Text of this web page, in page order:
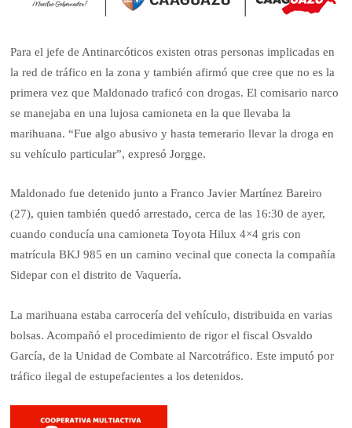
Para el jefe de Antinarcóticos existen otras personas implicadas en
la red de tráfico en la zona y también afirmó que cree que no es la
primera vez que Maldonado traficó con drogas. El comisario narco
se manejaba en una lujosa camioneta en la que llevaba la
marihuana. “Fue algo abusivo y hasta temerario llevar la droga en
su vehículo particular”, expresó Jorgge.
Maldonado fue detenido junto a Franco Javier Martínez Bareiro
(27), quien también quedó arrestado, cerca de las 16:30 de ayer,
cuando conducía una camioneta Toyota Hilux 4×4 gris con
matrícula BKJ 985 en un camino vecinal que conecta la compañía
Sidepar con el distrito de Vaquería.
La marihuana estaba carrocería del vehículo, distribuida en varias
bolsas. Acompañó el procedimiento de rigor el fiscal Osvaldo
García, de la Unidad de Combate al Narcotráfico. Este imputó por
tráfico ilegal de estupefacientes a los detenidos.